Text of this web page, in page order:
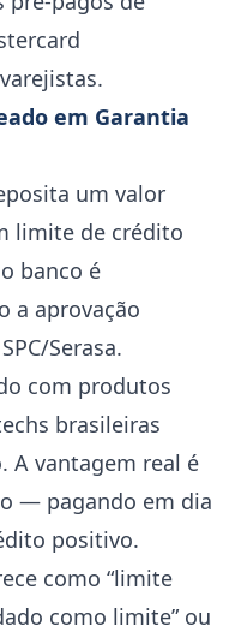
em Garantia
um valor
limite de crédito
banco é
a aprovação
Serasa.
com produtos
brasileiras
A vantagem real é
— pagando em dia
positivo.
como “limite
como limite” ou